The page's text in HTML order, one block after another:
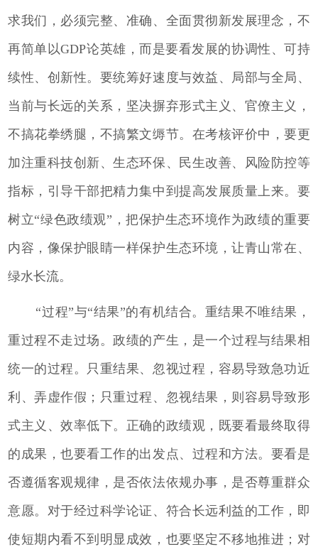
求我们，必须完整、准确、全面贯彻新发展理念，不
再简单以GDP论英雄，而是要看发展的协调性、可持
续性、创新性。要统筹好速度与效益、局部与全局、
当前与长远的关系，坚决摒弃形式主义、官僚主义，
不搞花拳绣腿，不搞繁文缛节。在考核评价中，要更
加注重科技创新、生态环保、民生改善、风险防控等
指标，引导干部把精力集中到提高发展质量上来。要
树立“绿色政绩观”，把保护生态环境作为政绩的重要
内容，像保护眼睛一样保护生态环境，让青山常在、
绿水长流。
“过程”与“结果”的有机结合。重结果不唯结果，
重过程不走过场。政绩的产生，是一个过程与结果相
统一的过程。只重结果、忽视过程，容易导致急功近
利、弄虚作假；只重过程、忽视结果，则容易导致形
式主义、效率低下。正确的政绩观，既要看最终取得
的成果，也要看工作的出发点、过程和方法。要看是
否遵循客观规律，是否依法依规办事，是否尊重群众
意愿。对于经过科学论证、符合长远利益的工作，即
使短期内看不到明显成效，也要坚定不移地推进；对